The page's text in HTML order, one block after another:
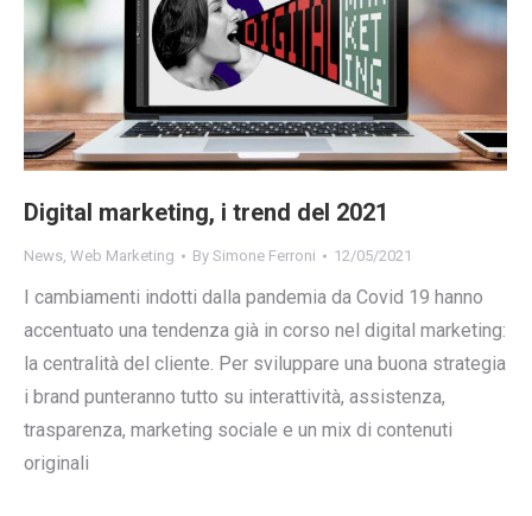
Digital marketing, i trend del 2021
News, Web Marketing By Simone Ferroni 12/05/2021
I cambiamenti indotti dalla pandemia da Covid 19 hanno
accentuato una tendenza già in corso nel digital marketing:
la centralità del cliente. Per sviluppare una buona strategia
i brand punteranno tutto su interattività, assistenza,
trasparenza, marketing sociale e un mix di contenuti
originali